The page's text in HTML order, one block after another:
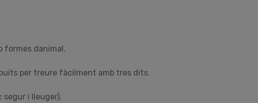
formes danimal.
per treure fàcilment amb tres dits.
segur i lleuger).